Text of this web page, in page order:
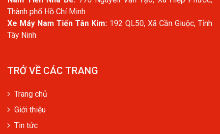
Thành phố Hồ Chí Minh
Xe Máy Nam Tiến Tân Kim: 192 QL50, Xã Cần Giuộc, Tỉnh
Tây Ninh
TRỞ VỀ CÁC TRANG
Trang chủ
Giới thiệu
Tin tức